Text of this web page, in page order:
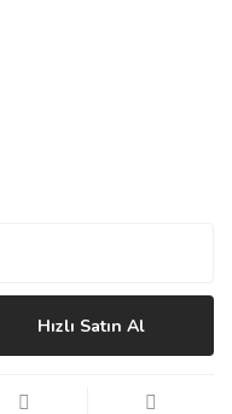
Hızlı Satın Al